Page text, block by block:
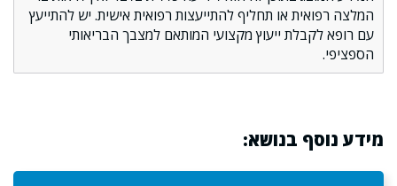
המלצה רפואית או תחליף להתייעצות רפואית אישית. יש להתייעץ
עם רופא לקבלת ייעוץ מקצועי המותאם למצבך הבריאותי
הספציפי.
מידע נוסף בנושא: